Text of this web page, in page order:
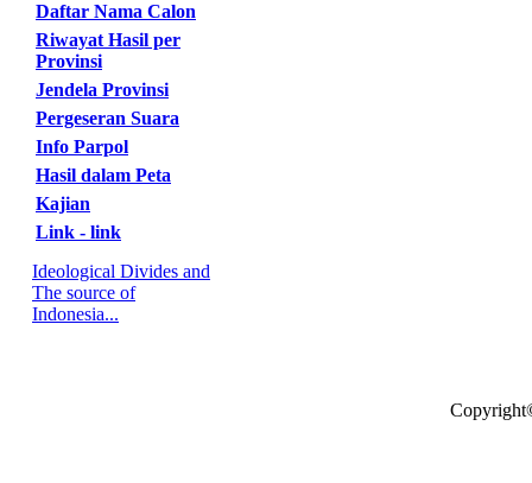
Daftar Nama Calon
Riwayat Hasil per
Provinsi
Jendela Provinsi
Pergeseran Suara
Info Parpol
Hasil dalam Peta
Kajian
Link - link
Ideological Divides and
The source of
Indonesia...